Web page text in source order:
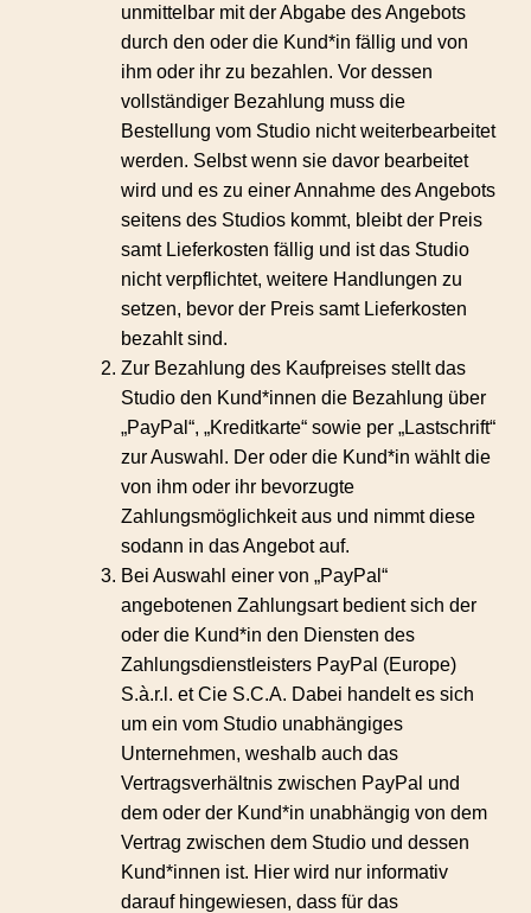
unmittelbar mit der Abgabe des Angebots
durch den oder die Kund*in fällig und von
ihm oder ihr zu bezahlen. Vor dessen
vollständiger Bezahlung muss die
Bestellung vom Studio nicht weiterbearbeitet
werden. Selbst wenn sie davor bearbeitet
wird und es zu einer Annahme des Angebots
seitens des Studios kommt, bleibt der Preis
samt Lieferkosten fällig und ist das Studio
nicht verpflichtet, weitere Handlungen zu
setzen, bevor der Preis samt Lieferkosten
bezahlt sind.
Zur Bezahlung des Kaufpreises stellt das
Studio den Kund*innen die Bezahlung über
„PayPal“, „Kreditkarte“ sowie per „Lastschrift“
zur Auswahl. Der oder die Kund*in wählt die
von ihm oder ihr bevorzugte
Zahlungsmöglichkeit aus und nimmt diese
sodann in das Angebot auf.
Bei Auswahl einer von „PayPal“
angebotenen Zahlungsart bedient sich der
oder die Kund*in den Diensten des
Zahlungsdienstleisters PayPal (Europe)
S.à.r.l. et Cie S.C.A. Dabei handelt es sich
um ein vom Studio unabhängiges
Unternehmen, weshalb auch das
Vertragsverhältnis zwischen PayPal und
dem oder der Kund*in unabhängig von dem
Vertrag zwischen dem Studio und dessen
Kund*innen ist. Hier wird nur informativ
darauf hingewiesen, dass für das